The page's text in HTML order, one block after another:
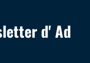
d' Ad